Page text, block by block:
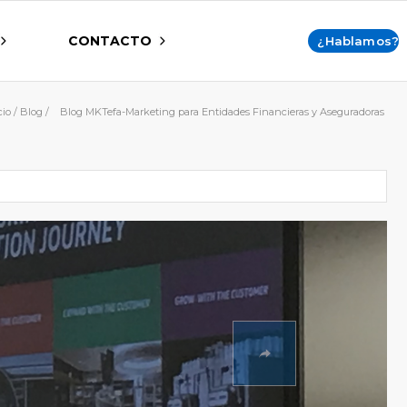
CONTACTO ¿Hablamos?
/ Blog / Blog MKTefa-Marketing para Entidades Financieras y Aseguradoras